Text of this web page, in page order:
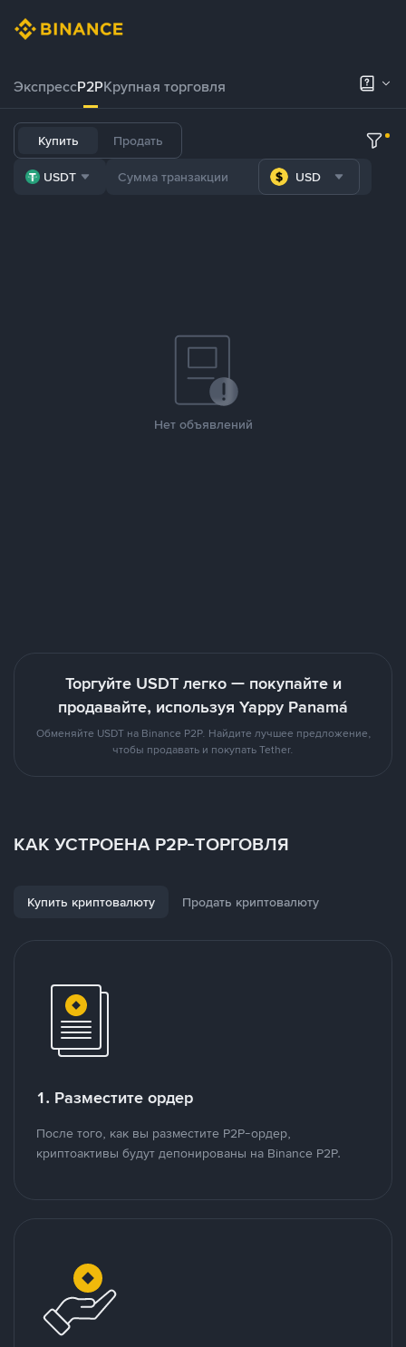
ЭкспрессP2PКрупная торговля
Купить Продать
USDT USD
Нет объявлений
Торгуйте USDT легко — покупайте и
продавайте, используя Yappy Panamá
Обменяйте USDT на Binance P2P. Найдите лучшее предложение,
чтобы продавать и покупать Tether.
КАК УСТРОЕНА P2P-ТОРГОВЛЯ
Купить криптовалюту Продать криптовалюту
1. Разместите ордер
После того, как вы разместите P2P-ордер,
криптоактивы будут депонированы на Binance P2P.